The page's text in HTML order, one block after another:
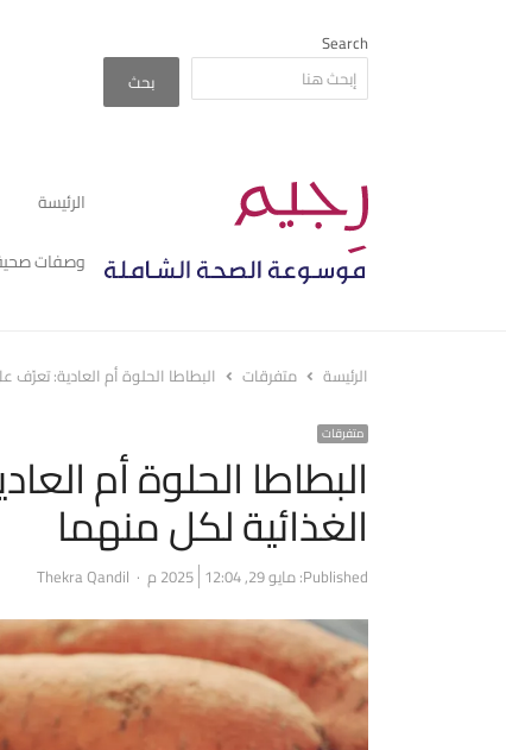
Search
بحث
الرئيسة
وصفات
الرئيسة متفرقات البطاطا الحلوة أم العادية:
متفرقات
البطاطا الحلوة أم
الغذائية لكل منهما
Published: مايو 29, 2025 12:04 م Author
Thekra Qandil